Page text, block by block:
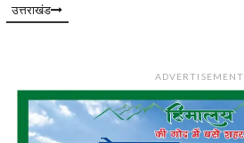
उत्तराखंड
ADVERTISEMENT